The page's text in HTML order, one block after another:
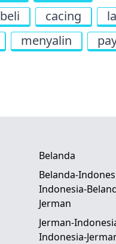
beli cacing
menyalin
Belanda
Belanda-
Indonesia-
Jerman
Jerman-
Indonesia-